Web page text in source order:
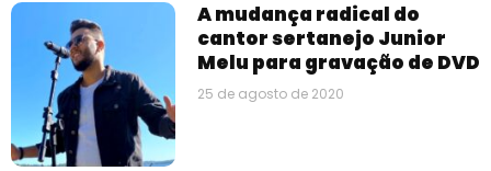
A mudança radical do
cantor sertanejo Junior
Melu para gravação de DVD
25 de agosto de 2020